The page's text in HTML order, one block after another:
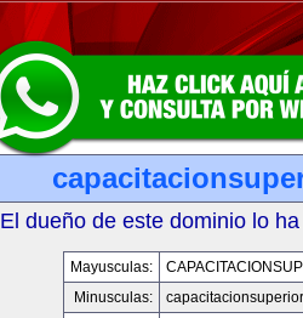
El dueño de este dominio lo
Mayusculas:
Minusculas: